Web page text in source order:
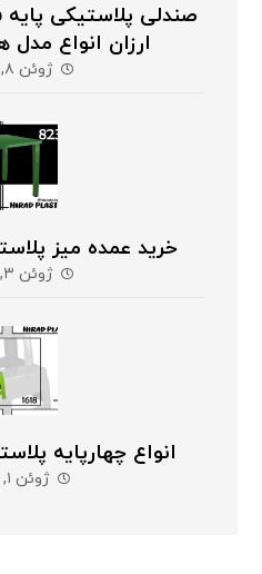
صندلی پلاستیکی پایه
ارزان انواع
ژوئن ۸, ۲۰۲۶
خرید عمده میز
ژوئن ۳, ۲۰۲۶
انواع چهارپایه
ژوئن ۱, ۲۰۲۶